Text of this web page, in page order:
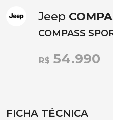
Jeep
COMPASS
R$ 54.990
FICHA TÉCNICA